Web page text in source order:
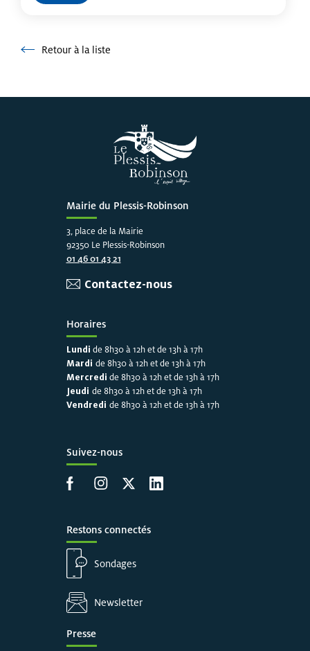
Retour à la liste
Retour à la liste
Mairie du Plessis-Robinson
3, place de la Mairie
92350 Le Plessis-Robinson
01 46 01 43 21
Contactez-nous
Horaires
Lundi de 8h30 à 12h et de 13h à 17h
Mardi de 8h30 à 12h et de 13h à 17h
Mercredi de 8h30 à 12h et de 13h à 17h
Jeudi de 8h30 à 12h et de 13h à 17h
Vendredi de 8h30 à 12h et de 13h à 17h
Suivez-nous
Accéder à la page Facebook
Accéder à la page Instagram
Accéder à la page X
Accéder à LinkedIn
Restons connectés
Sondages
Newsletter
Presse